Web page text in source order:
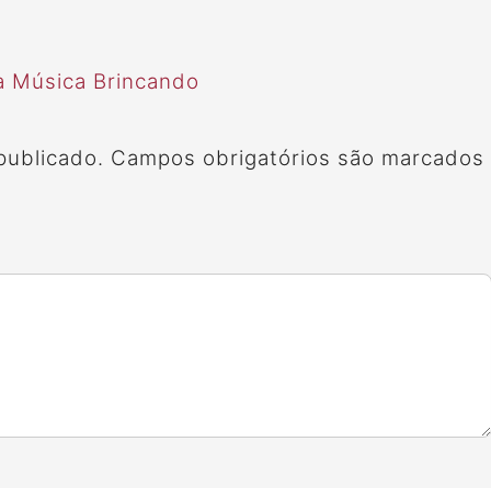
Música Brincando
Campos obrigatórios são marcados